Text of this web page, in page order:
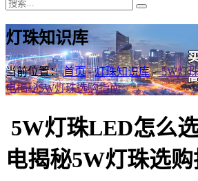
灯珠知识库
当前位置：首页-灯珠知识库-5W灯
电揭秘5W灯珠选购指南
5W灯珠LED怎么
电揭秘5W灯珠选